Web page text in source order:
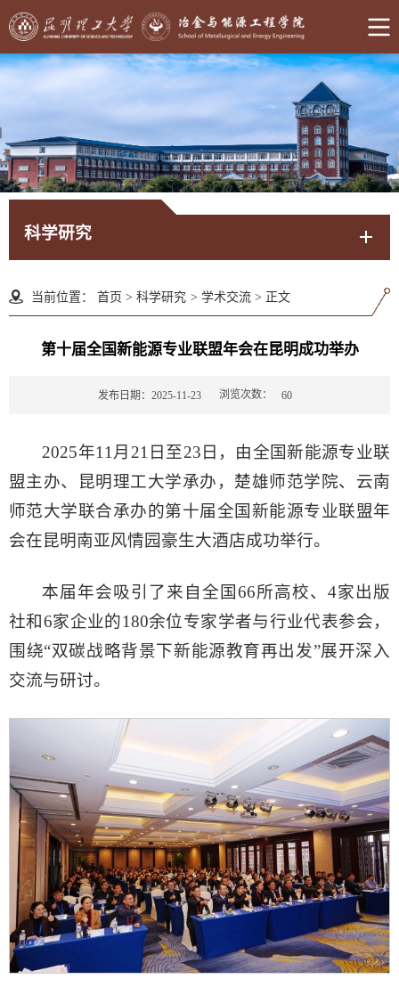
科学研究
当前位置： 首页 > 科学研究 > 学术交流 > 正文
第十届全国新能源专业联盟年会在昆明成功举办
发布日期：2025-11-23 浏览次数： 60
2025年11月21日至23日，由全国新能源专业联
盟主办、昆明理工大学承办，楚雄师范学院、云南
师范大学联合承办的第十届全国新能源专业联盟年
会在昆明南亚风情园豪生大酒店成功举行。
本届年会吸引了来自全国66所高校、4家出版
社和6家企业的180余位专家学者与行业代表参会，
围绕“双碳战略背景下新能源教育再出发”展开深入
交流与研讨。